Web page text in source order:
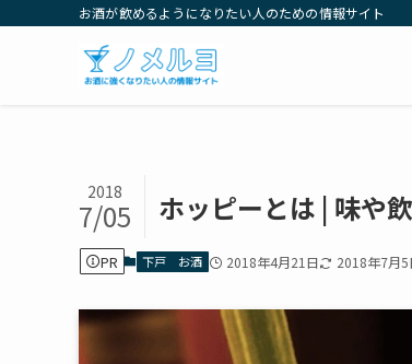
お酒が飲めるようになりたい人のための情報サイト
ホッピーとは | 味や
2018
7/05
PR 下戸 お酒 2018年4月21日 2018年7月5